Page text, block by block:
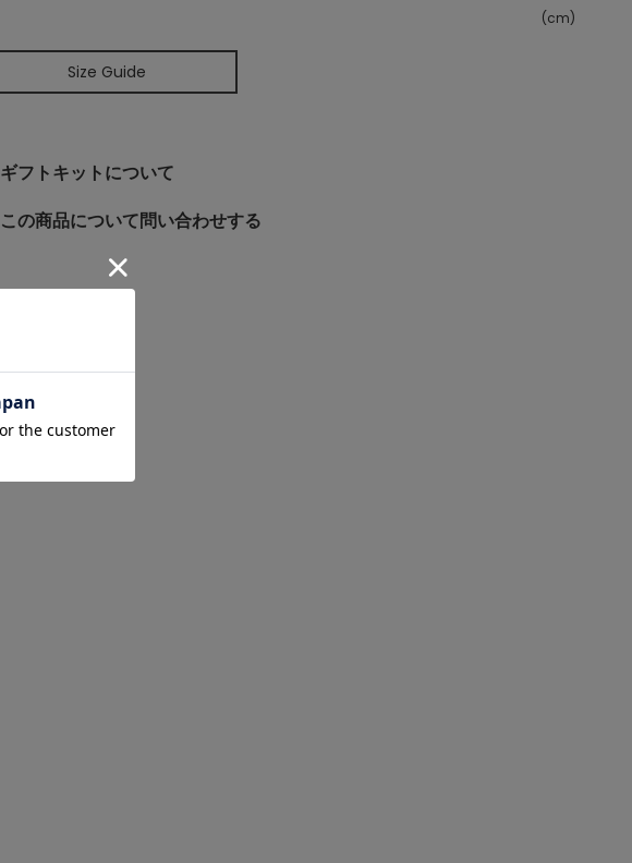
(cm)
Size Guide
ギフトキットについて
この商品について問い合わせする